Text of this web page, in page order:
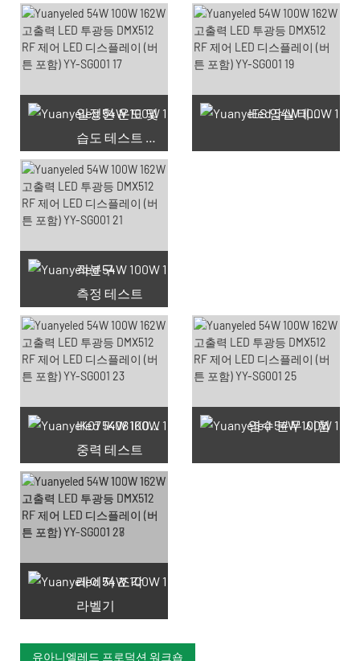
일정한 온도 및
습도 테스트 챔버
IES 암실 테스트
적분구
측정 테스트
사용 가능한 쿠폰 66개
IK07 IK08 IK09 IK10
중력 테스트
염수 분무 시험
레이저 조각
라벨기
유아니엘레드 프로덕션 워크숍